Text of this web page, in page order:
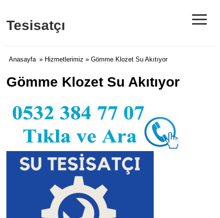
Tesisatçı ≡
Anasayfa » Hizmetlerimiz » Gömme Klozet Su Akıtıyor
Gömme Klozet Su Akıtıyor